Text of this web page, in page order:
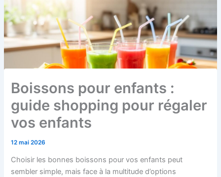
Boissons pour enfants :
guide shopping pour régaler
vos enfants
12 mai 2026
Choisir les bonnes boissons pour vos enfants peut
sembler simple, mais face à la multitude d’options